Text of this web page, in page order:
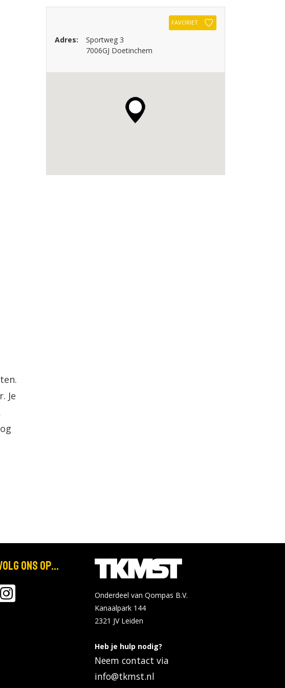
Je
FAVORIET
Adres:
Sportweg 3
7006GJ Doetinchem
ons op...
Onderdeel van Qompas B.V.
Kanaalpark 144
2321 JV Leiden
Heb je hulp nodig?
Neem contact via
info@tkmst.nl